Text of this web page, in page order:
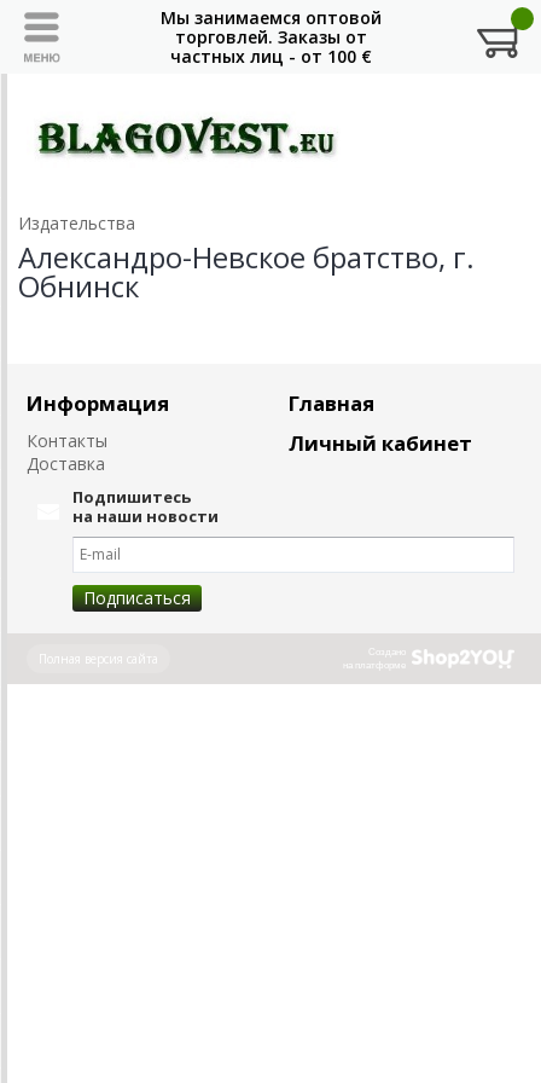
Издательства
Александро-Невское братство, г.
Обнинск
Информация
Контакты
Доставка
Главная
Личный кабинет
Подпишитесь
на наши новости
Создано
на платформе
Полная версия сайта